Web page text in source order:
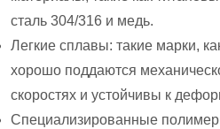
сталь 304/316 и медь.
Легкие сплавы: такие марки,
хорошо поддаются
скоростях и устойчивы к
Специализированные